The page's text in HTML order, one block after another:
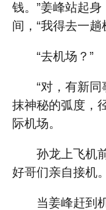
钱。”姜峰站起
间，“我得去一趟
“去机场？”
“对，有新
抹神秘的弧度，
际机场。
孙龙上飞机
好哥们亲自接机。
当姜峰赶到